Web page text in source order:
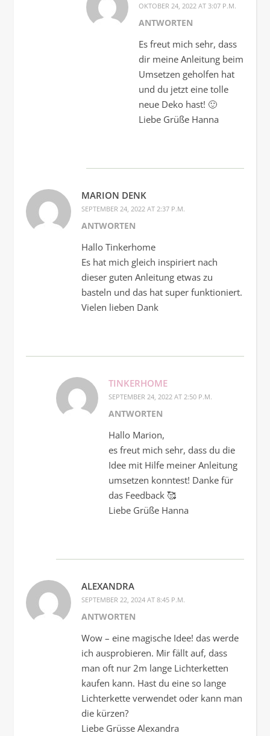
OKTOBER 24, 2022 AT 3:07 P.M.
ANTWORTEN
Es freut mich sehr, dass
dir meine Anleitung beim
Umsetzen geholfen hat
und du jetzt eine tolle
neue Deko hast! 🙂
Liebe Grüße Hanna
MARION DENK
SEPTEMBER 24, 2022 AT 2:37 P.M.
ANTWORTEN
Hallo Tinkerhome
Es hat mich gleich inspiriert nach
dieser guten Anleitung etwas zu
basteln und das hat super funktioniert.
Vielen lieben Dank
TINKERHOME
SEPTEMBER 24, 2022 AT 2:50 P.M.
ANTWORTEN
Hallo Marion,
es freut mich sehr, dass du die
Idee mit Hilfe meiner Anleitung
umsetzen konntest! Danke für
das Feedback 🥰
Liebe Grüße Hanna
ALEXANDRA
SEPTEMBER 22, 2024 AT 8:45 P.M.
ANTWORTEN
Wow – eine magische Idee! das werde
ich ausprobieren. Mir fällt auf, dass
man oft nur 2m lange Lichterketten
kaufen kann. Hast du eine so lange
Lichterkette verwendet oder kann man
die kürzen?
Liebe Grüsse Alexandra